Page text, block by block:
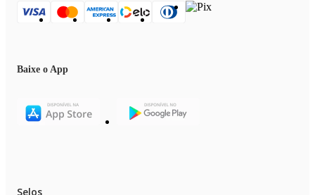
Baixe o App
Selos